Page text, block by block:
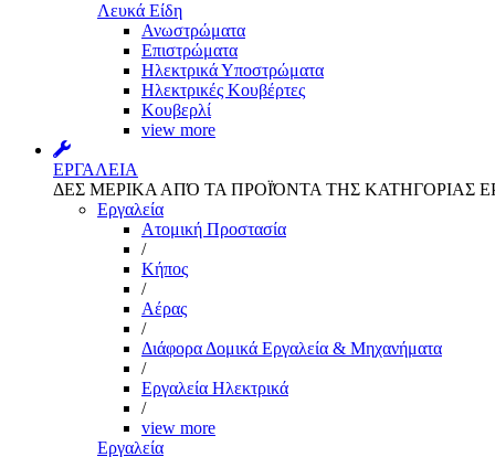
Λευκά Είδη
Ανωστρώματα
Επιστρώματα
Ηλεκτρικά Υποστρώματα
Ηλεκτρικές Κουβέρτες
Κουβερλί
view more
ΕΡΓΑΛΕΙΑ
ΔΕΣ ΜΕΡΙΚΑ ΑΠΌ ΤΑ ΠΡΟΪΌΝΤΑ ΤΗΣ ΚΑΤΗΓΟΡΙΑΣ
Εργαλεία
Aτομική Προστασία
/
Kήπος
/
Αέρας
/
Διάφορα Δομικά Εργαλεία & Μηχανήματα
/
Εργαλεία Ηλεκτρικά
/
view more
Εργαλεία